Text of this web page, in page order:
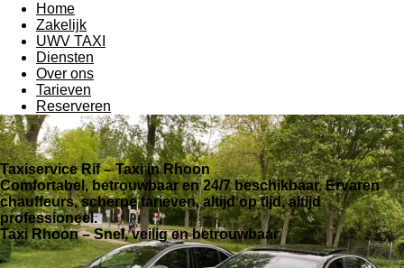
Home
Zakelijk
UWV TAXI
Diensten
Over ons
Tarieven
Reserveren
Taxiservice Rif – Taxi in Rhoon
Comfortabel, betrouwbaar en 24/7 beschikbaar. Ervaren
chauffeurs, scherpe tarieven, altijd op tijd, altijd
professioneel.
Taxi Rhoon – Snel, veilig en betrouwbaar